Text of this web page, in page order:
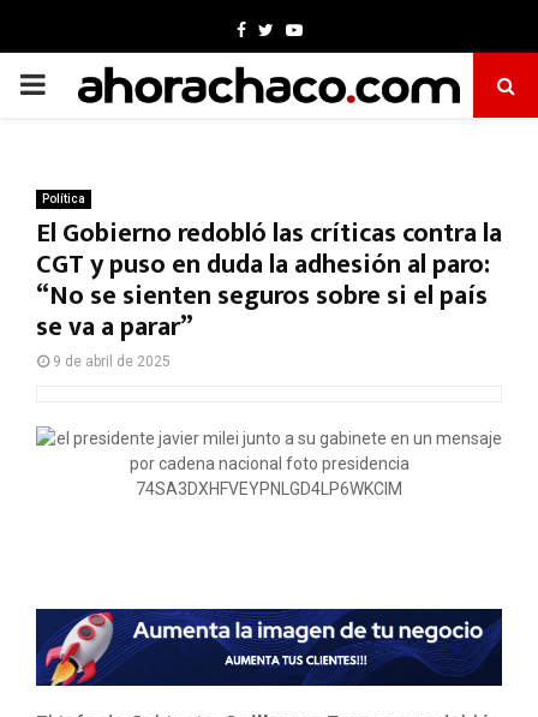
Facebook
TwitterYoutube
PRIMARY
Política
El Gobierno redobló las críticas contra la
CGT y puso en duda la adhesión al paro:
“No se sienten seguros sobre si el país
se va a parar”
9 de abril de 2025